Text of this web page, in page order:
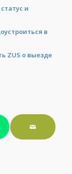
и
в
ZUS о выезде